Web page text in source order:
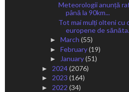
Meteorologii anunță
până la 90km...
Tot mai mulți olteni cu
europene de
► March (55)
► February(19)
► January(51)
► 2024(2076)
► 2023 (164)
► 2022 (34)